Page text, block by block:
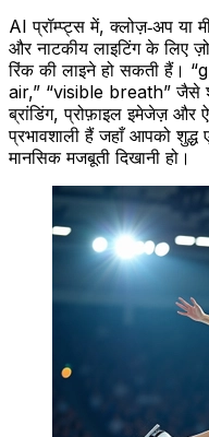
AI प्रॉम्प्ट्स में, क्लोज़‑अप
और नाटकीय लाइटिंग के लिए
रिंक की लाइने हो सकती हैं।
air,” “visible breath” जैसे
ब्रांडिंग, प्रोफ़ाइल इमेजेज़
प्रभावशाली हैं जहाँ आपको
मानसिक मजबूती दिखानी हो।